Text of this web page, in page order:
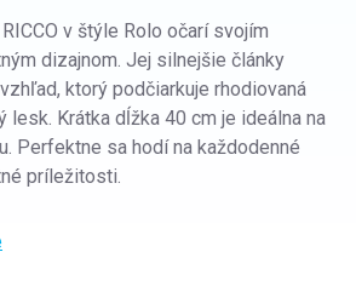
v štýle Rolo očarí svojím
dizajnom. Jej silnejšie články
ktorý podčiarkuje rhodiovaná
lesk. Krátka dĺžka 40 cm je ideálna na
Perfektne sa hodí na každodenné
príležitosti.